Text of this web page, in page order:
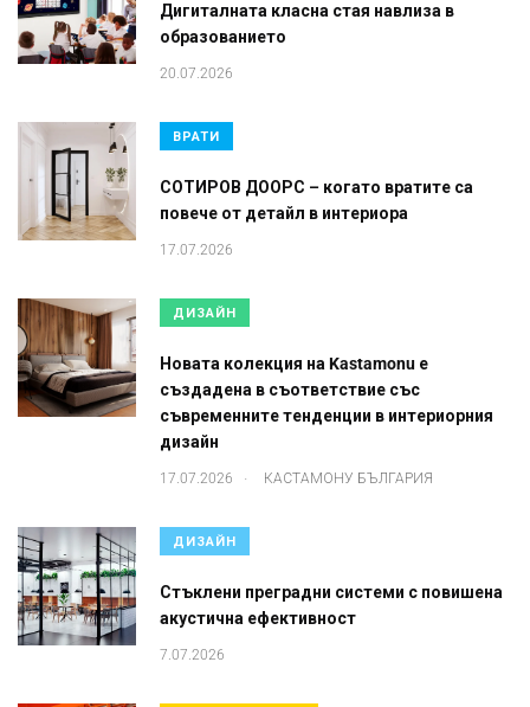
Дигиталната класна стая навлиза в
образованието
20.07.2026
ВРАТИ
СОТИРОВ ДООРС – когато вратите са
повече от детайл в интериора
17.07.2026
ДИЗАЙН
Новата колекция на Kastamonu е
създадена в съответствие със
съвременните тенденции в интериорния
дизайн
17.07.2026 . КАСТАМОНУ БЪЛГАРИЯ
ДИЗАЙН
Стъклени преградни системи с повишена
акустична ефективност
7.07.2026